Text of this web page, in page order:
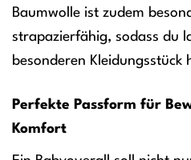
Baumwolle ist zudem
strapazierfähig, sodass du
besonderen Kleidungsstück
Perfekte Passform für
Komfort